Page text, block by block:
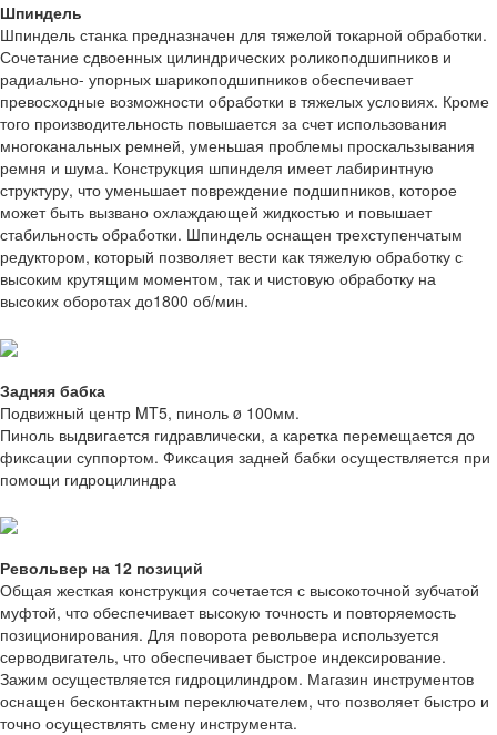
Шпиндель
Шпиндель станка предназначен для тяжелой токарной обработки.
Сочетание сдвоенных цилиндрических роликоподшипников и
радиально- упорных шарикоподшипников обеспечивает
превосходные возможности обработки в тяжелых условиях. Кроме
того производительность повышается за счет использования
многоканальных ремней, уменьшая проблемы проскальзывания
ремня и шума. Конструкция шпинделя имеет лабиринтную
структуру, что уменьшает повреждение подшипников, которое
может быть вызвано охлаждающей жидкостью и повышает
стабильность обработки. Шпиндель оснащен трехступенчатым
редуктором, который позволяет вести как тяжелую обработку с
высоким крутящим моментом, так и чистовую обработку на
высоких оборотах до1800 об/мин.
Задняя бабка
Подвижный центр MT5, пиноль ø 100мм.
Пиноль выдвигается гидравлически, а каретка перемещается до
фиксации суппортом. Фиксация задней бабки осуществляется при
помощи гидроцилиндра
Револьвер на 12 позиций
Общая жесткая конструкция сочетается с высокоточной зубчатой
муфтой, что обеспечивает высокую точность и повторяемость
позиционирования. Для поворота револьвера используется
серводвигатель, что обеспечивает быстрое индексирование.
Зажим осуществляется гидроцилиндром. Магазин инструментов
оснащен бесконтактным переключателем, что позволяет быстро и
точно осуществлять смену инструмента.